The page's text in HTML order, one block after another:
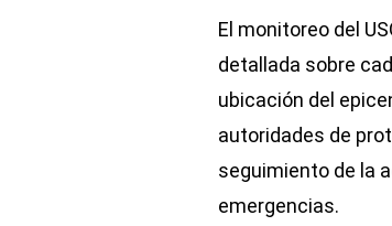
El monitoreo del
detallada sobre
ubicación del
autoridades de
seguimiento de la
emergencias.